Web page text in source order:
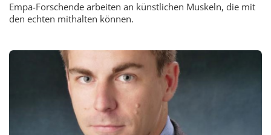
Empa-Forschende arbeiten an künstlichen Muskeln, die mit
den echten mithalten können.